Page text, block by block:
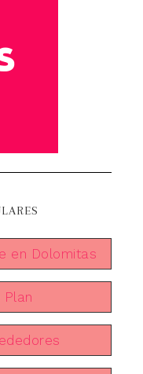
en Dolomitas
Plan